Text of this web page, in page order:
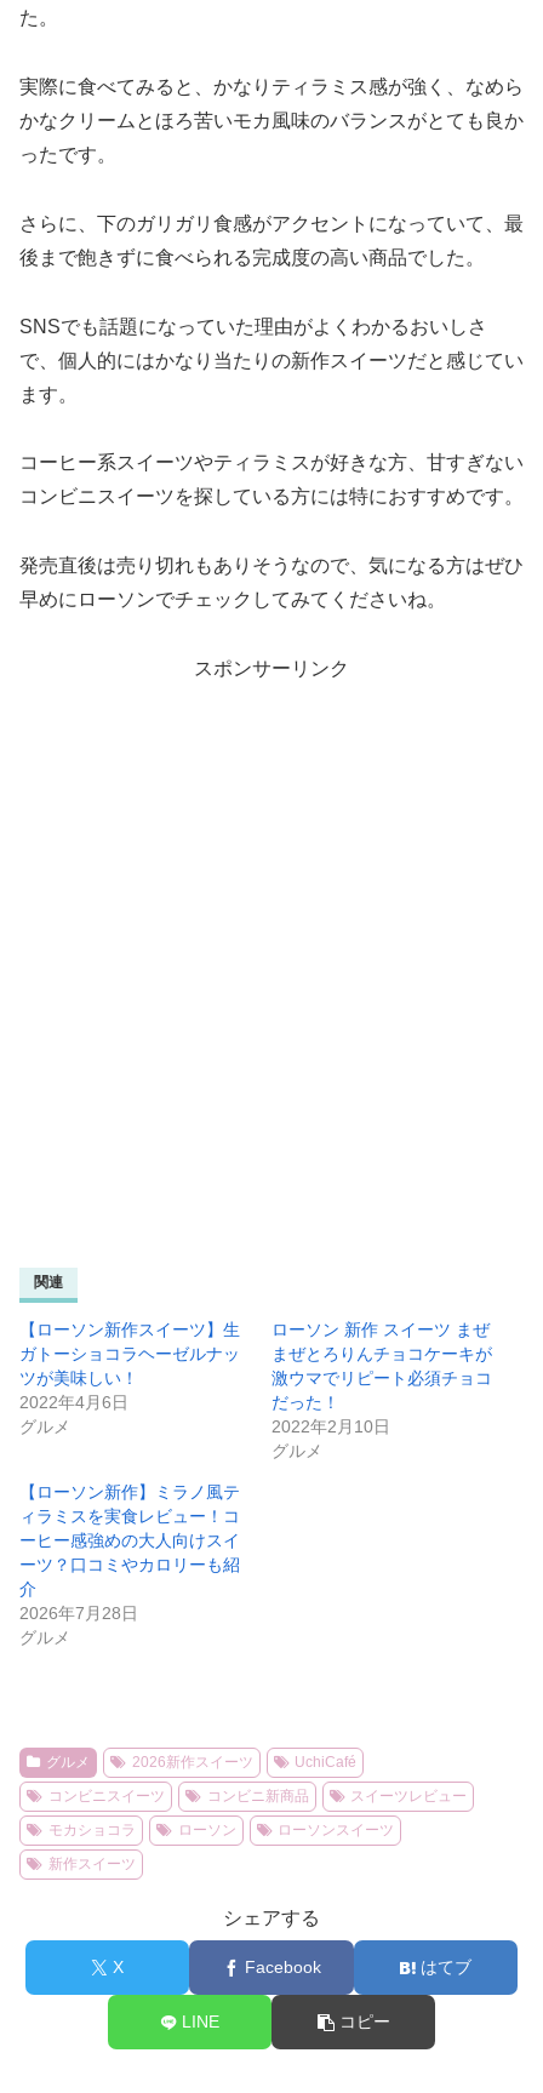
た。
実際に食べてみると、かなりティラミス感が強く、なめら
かなクリームとほろ苦いモカ風味のバランスがとても良か
ったです。
さらに、下のガリガリ食感がアクセントになっていて、最
後まで飽きずに食べられる完成度の高い商品でした。
SNSでも話題になっていた理由がよくわかるおいしさ
で、個人的にはかなり当たりの新作スイーツだと感じてい
ます。
コーヒー系スイーツやティラミスが好きな方、甘すぎない
コンビニスイーツを探している方には特におすすめです。
発売直後は売り切れもありそうなので、気になる方はぜひ
早めにローソンでチェックしてみてくださいね。
スポンサーリンク
関連
【ローソン新作スイーツ】生
ガトーショコラヘーゼルナッ
ツが美味しい！
2022年4月6日
グルメ
ローソン 新作 スイーツ まぜ
まぜとろりんチョコケーキが
激ウマでリピート必須チョコ
だった！
2022年2月10日
グルメ
【ローソン新作】ミラノ風テ
ィラミスを実食レビュー！コ
ーヒー感強めの大人向けスイ
ーツ？口コミやカロリーも紹
介
2026年7月28日
グルメ
グルメ 2026新作スイーツ
UchiCafé
コンビニスイーツ
コンビニ新商品
スイーツレビュー
モカショコラ
ローソン
ローソンスイーツ
新作スイーツ
シェアする
X Facebook はてブ
LINE コピー